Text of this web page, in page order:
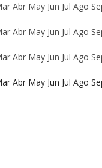
Abr May Jun Jul Ago
Abr May Jun Jul Ago
Abr May Jun Jul Ago
Abr May Jun Jul Ago